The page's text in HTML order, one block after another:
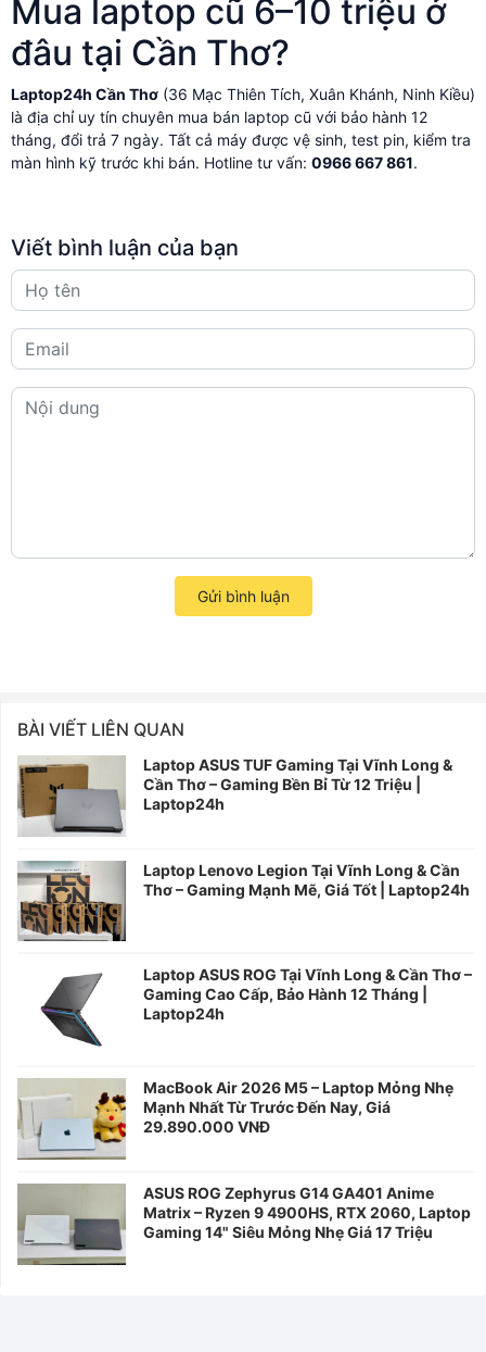
Mua laptop cũ 6–10 triệu ở
đâu tại Cần Thơ?
Laptop24h Cần Thơ (36 Mạc Thiên Tích, Xuân Khánh, Ninh Kiều)
là địa chỉ uy tín chuyên mua bán laptop cũ với bảo hành 12
tháng, đổi trả 7 ngày. Tất cả máy được vệ sinh, test pin, kiểm tra
màn hình kỹ trước khi bán. Hotline tư vấn: 0966 667 861.
Viết bình luận của bạn
Gửi bình luận
BÀI VIẾT LIÊN QUAN
Laptop ASUS TUF Gaming Tại Vĩnh Long &
Cần Thơ – Gaming Bền Bỉ Từ 12 Triệu |
Laptop24h
Laptop Lenovo Legion Tại Vĩnh Long & Cần
Thơ – Gaming Mạnh Mẽ, Giá Tốt | Laptop24h
Laptop ASUS ROG Tại Vĩnh Long & Cần Thơ –
Gaming Cao Cấp, Bảo Hành 12 Tháng |
Laptop24h
MacBook Air 2026 M5 – Laptop Mỏng Nhẹ
Mạnh Nhất Từ Trước Đến Nay, Giá
29.890.000 VNĐ
ASUS ROG Zephyrus G14 GA401 Anime
Matrix – Ryzen 9 4900HS, RTX 2060, Laptop
Gaming 14" Siêu Mỏng Nhẹ Giá 17 Triệu